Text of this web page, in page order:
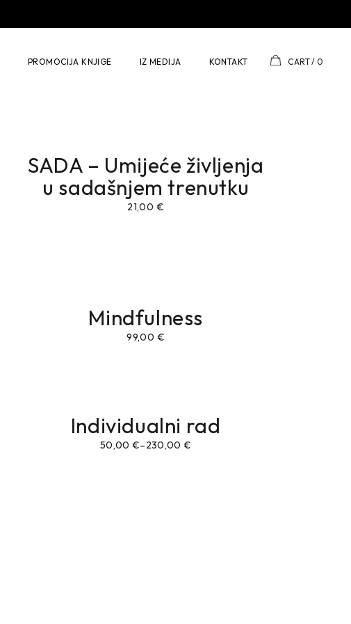
PROMOCIJA KNJIGE IZ MEDIJA KONTAKT CART 0
SADA – Umijeće življenja
u sadašnjem trenutku
21,00 €
Mindfulness
99,00 €
Individualni rad
50,00 €–230,00€